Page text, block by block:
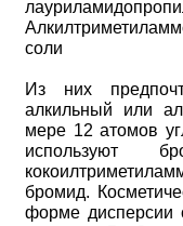
соли
Из них
алкильный или
мере 12 атомов
используют
бромид.
форме дисперсии